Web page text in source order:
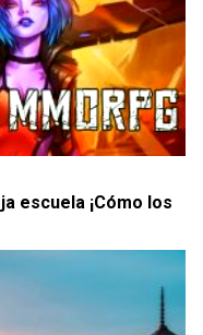
escuela ¡Cómo los